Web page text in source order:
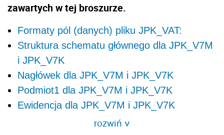
zawartych w tej broszurze.
Formaty pól (danych) pliku JPK_VAT:
Struktura schematu głównego dla JPK_V7M
i JPK_V7K
Nagłówek dla JPK_V7M i JPK_V7K
Podmiot1 dla JPK_V7M i JPK_V7K
Ewidencja dla JPK_V7M i JPK_V7K
rozwiń>